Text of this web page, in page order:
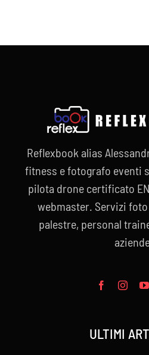
Reflexbook alias
fitness e fotografo eventi
pilota drone certificato
webmaster. Servizi
palestre, personal
ULTIMI